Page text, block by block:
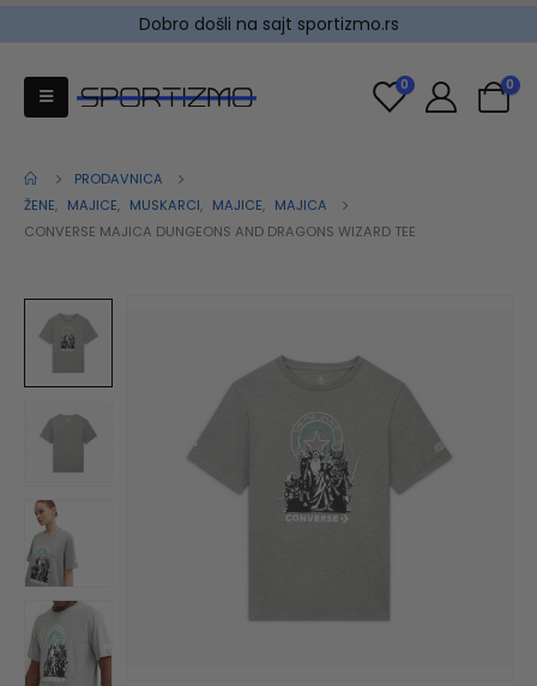
Dobro došli na sajt sportizmo.rs
0 0
PRODAVNICA
ŽENE, MAJICE, MUSKARCI, MAJICE, MAJICA
CONVERSE MAJICA DUNGEONS AND DRAGONS WIZARD TEE